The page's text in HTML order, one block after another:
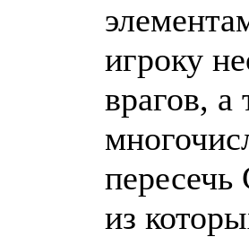
игроку
врагов, а
пересечь
из